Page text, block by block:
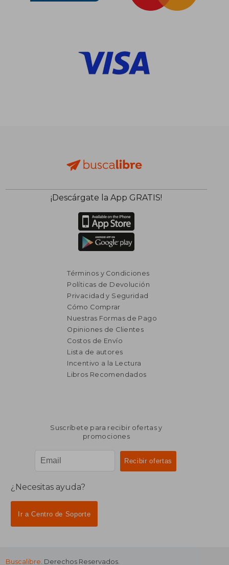
¡Descárgate la App GRATIS!
Términos y Condiciones
Políticas de Devolución
Privacidad y Seguridad
Cómo Comprar
Nuestras Formas de Pago
Opiniones de Clientes
Costos de Envío
Lista de autores
Incentivo a la Lectura
Libros Recomendados
Suscríbete para recibir ofertas y
promociones
¿Necesitas ayuda?
Ir a Centro de Soporte
Buscalibre. Derechos Reservados.